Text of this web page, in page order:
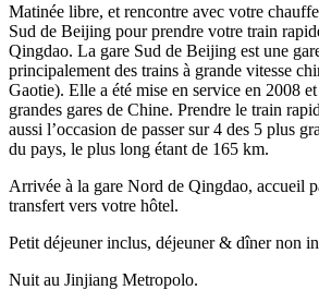
Matinée libre, et rencontre avec votre
Sud de Beijing pour prendre votre train
Qingdao. La gare Sud de Beijing est une
principalement des trains à grande vitesse
Gaotie). Elle a été mise en service en 2008 et
grandes gares de Chine. Prendre le train
aussi l’occasion de passer sur 4 des 5 plus
du pays, le plus long étant de 165 km.
Arrivée à la gare Nord de Qingdao, accueil
transfert vers votre hôtel.
Petit déjeuner inclus, déjeuner & dîner non
Nuit au Jinjiang Metropolo.